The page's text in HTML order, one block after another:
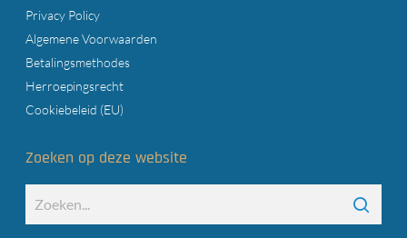
Privacy Policy
Algemene Voorwaarden
Betalingsmethodes
Herroepingsrecht
Cookiebeleid (EU)
Zoeken op deze website